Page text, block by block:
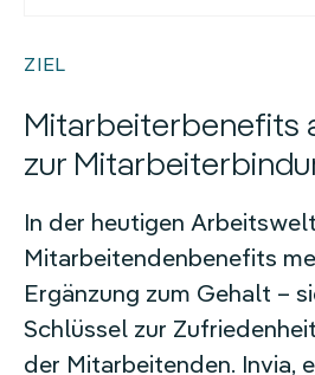
ZIEL
Mitarbeiterbenefits
zur
In der heutigen
Mitarbeitendenbenefits
Ergänzung zum Gehalt –
Schlüssel zur
der Mitarbeitenden. Invia,